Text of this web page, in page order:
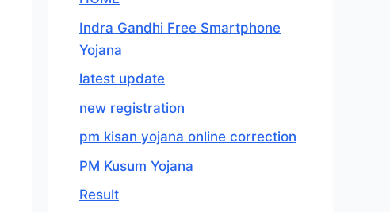
Indra Gandhi Free Smartphone
Yojana
latest update
new registration
pm kisan yojana online correction
PM Kusum Yojana
Result